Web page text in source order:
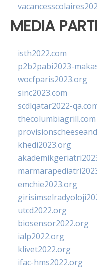
MEDIA
isth2022.com
p2b2pabi2023-
wocfparis2023.org
sinc2023.com
scdlqatar2022-
thecolumbiagrill.com
khedi2023.org
emchie2023.org
utcd2022.org
biosensor2022.org
ialp2022.org
klivet2022.org
ifac-hms2022.org